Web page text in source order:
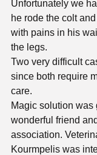
Unfortunately we
he rode the colt
with pains in his
the legs.
Two very difficult
since both require
care.
Magic solution was
wonderful friend
association.
Kourmpelis was